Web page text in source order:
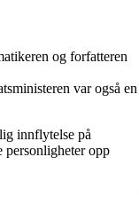
og forfatteren
var også en
innflytelse på
personligheter opp